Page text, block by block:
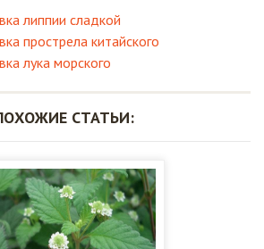
липпии сладкой
прострела китайского
лука морского
СТАТЬИ: